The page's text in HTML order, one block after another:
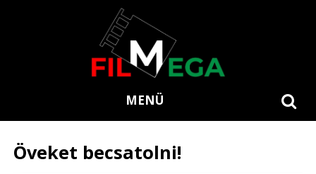
MENÜ
Öveket becsatolni!